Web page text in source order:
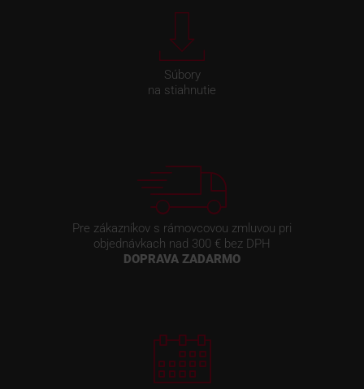
Súbory
na stiahnutie
Pre zákazníkov s rámovcovou zmluvou pri
objednávkach nad 300 € bez DPH
DOPRAVA ZADARMO